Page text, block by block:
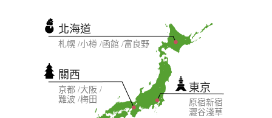
東京
原宿新宿
澀谷淺草
關西
京都 大阪
難波 梅田
北海道
札幌 小樽 函館 富良野